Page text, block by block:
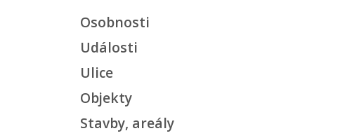
Osobnosti
Události
Ulice
Objekty
Stavby, areály